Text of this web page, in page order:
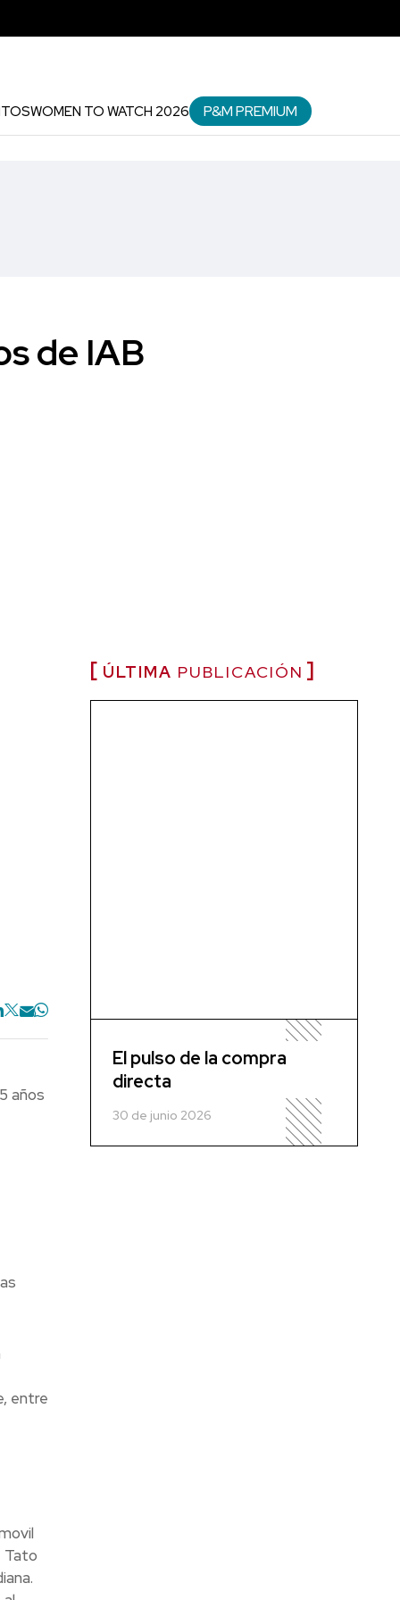
WOMEN TO WATCH 2026 P&M PREMIUM
de IAB
años
entre
Tato
ÚLTIMA PUBLICACIÓN
El pulso de la compra
directa
30 de junio 2026